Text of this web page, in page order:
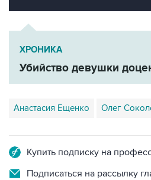
ХРОНИКА
Убийство девушки
Анастасия Ещенко Олег
Купить подписку на
Подписаться на рассылку